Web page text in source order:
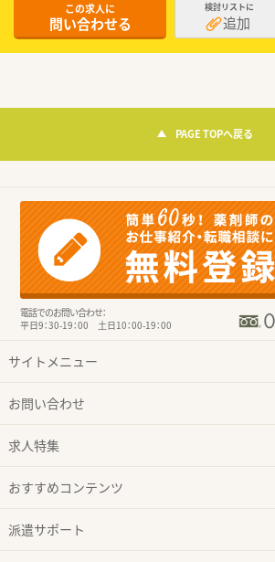
この求人に
問い合わせる
検討リストに
追加
PAGE TOPへ戻る
電話でのお問い合わせ：
平日9：30-19：00 土日10：00-19：00
サイトメニュー
お問い合わせ
求人特集
おすすめコンテンツ
派遣サポート